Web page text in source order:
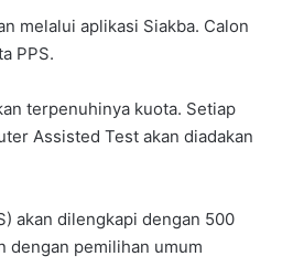
melalui aplikasi Siakba. Calon
PPS.
terpenuhinya kuota. Setiap
Assisted Test akan diadakan
akan dilengkapi dengan 500
dengan pemilihan umum